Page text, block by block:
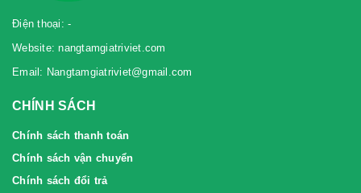
Điện thoại: -
Website: nangtamgiatriviet.com
Email: Nangtamgiatriviet@gmail.com
CHÍNH SÁCH
Chính sách thanh toán
Chính sách vận chuyển
Chính sách đổi trả